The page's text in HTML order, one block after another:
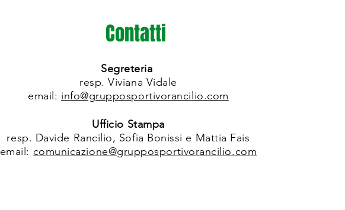
Contatti
Segreteria
resp. Viviana Vidale
email: info@grupposportivorancilio.com
Ufficio Stampa
resp. Davide Rancilio, Sofia Bonissi e Mattia Fais
email: comunicazione@grupposportivorancilio.com